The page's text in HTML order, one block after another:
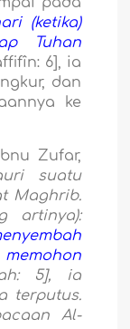
(ketika)
Tuhan
6], ia
dan
ke
Zufar,
suatu
Maghrib.
artinya):
5], ia
terputus.
Al-